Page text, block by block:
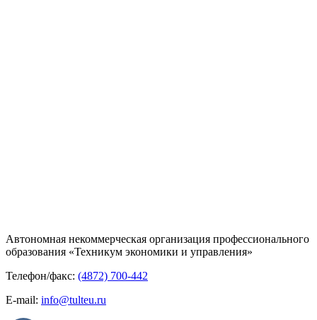
Автономная некоммерческая организация профессионального
образования «Техникум экономики и управления»
Телефон/факс: (4872) 700-442
E-mail: info@tulteu.ru